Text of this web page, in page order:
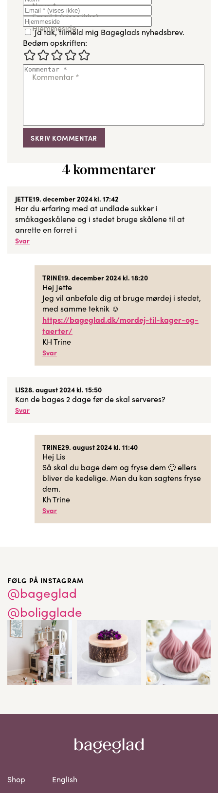
Navn*
Email*(vises ikke)
Hjemmeside
Ja tak, tilmeld mig Bageglads nyhedsbrev.
Bedøm opskriften:
Kommentar *
4 kommentarer
JETTE19. december 2024 kl. 17:42
Har du erfaring med at undlade sukker i
småkageskålene og i stedet bruge skålene til at
anrette en forret i
Svar
TRINE19. december 2024 kl. 18:20
Hej Jette
Jeg vil anbefale dig at bruge mørdej i stedet,
med samme teknik ☺️
https://bageglad.dk/mordej-til-kager-og-
taerter/
KH Trine
Svar
LIS28. august 2024 kl. 15:50
Kan de bages 2 dage før de skal serveres?
Svar
TRINE29. august 2024 kl. 11:40
Hej Lis
Så skal du bage dem og fryse dem 🙂 ellers
bliver de kedelige. Men du kan sagtens fryse
dem.
Kh Trine
Svar
FØLG PÅ INSTAGRAM
@bageglad
@boligglade
Shop
English